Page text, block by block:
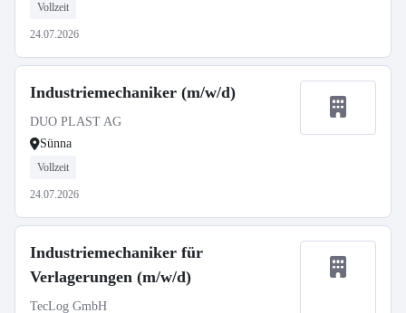
Vollzeit
24.07.2026
Industriemechaniker (m/w/d)
DUO PLAST AG
Sünna
Vollzeit
24.07.2026
Industriemechaniker für
Verlagerungen (m/w/d)
TecLog GmbH